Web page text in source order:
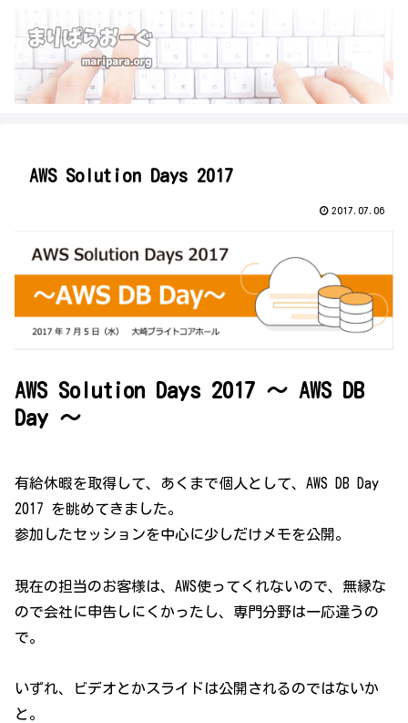
AWS Solution Days 2017
2017.07.06
AWS Solution Days 2017 ～ AWS DB
Day ～
有給休暇を取得して、あくまで個人として、AWS DB Day
2017 を眺めてきました。
参加したセッションを中心に少しだけメモを公開。
現在の担当のお客様は、AWS使ってくれないので、無縁な
ので会社に申告しにくかったし、専門分野は一応違うの
で。
いずれ、ビデオとかスライドは公開されるのではないか
と。